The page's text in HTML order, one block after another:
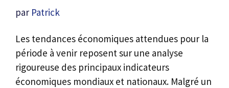
par Patrick
Les tendances économiques attendues pour la
période à venir reposent sur une analyse
rigoureuse des principaux indicateurs
économiques mondiaux et nationaux. Malgré un